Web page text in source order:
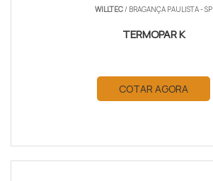
WILLTEC/ BRAGANÇA PAULISTA - SP
TERMOPAR K
COTAR AGORA